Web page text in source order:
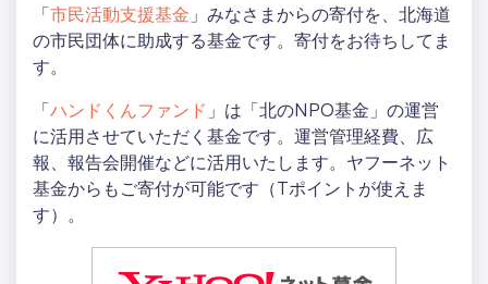
「市民活動支援基金」みなさまからの寄付を、北海道
の市民団体に助成する基金です。寄付をお待ちしてま
す。
「ハンドくんファンド」は「北のNPO基金」の運営
に活用させていただく基金です。運営管理経費、広
報、報告会開催などに活用いたします。ヤフーネット
基金からもご寄付が可能です（Tポイントが使えま
す）。